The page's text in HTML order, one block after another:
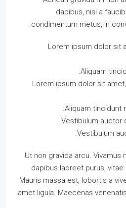
dapibus, nisi a
condimentum metus, in
Lorem ipsum dolor sit
Aliquam
Lorem ipsum dolor sit
Aliquam tincidunt
Vestibulum auctor
Vestibulum
Ut non gravida arcu. Vivamus
dapibus laoreet purus,
Mauris massa est, lobortis a
amet ligula. Maecenas